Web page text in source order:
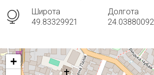
Широта
49.83329921
Долгота
24.03880092
+